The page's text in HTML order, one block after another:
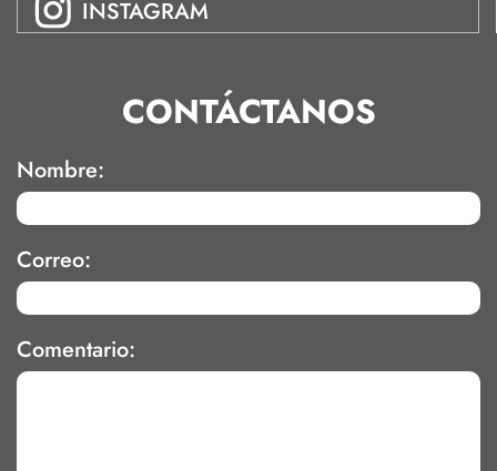
INSTAGRAM
CONTÁCTANOS
Nombre:
Correo:
Comentario: